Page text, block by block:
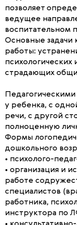
позволяет
ведущее
воспитательном
Основные задачи
работы:
страдающих
у ребенка, с
речи, с другой
полноценную
Формы
дошкольного
• психолого-
• организация и
работе
специалистов
работника,
инструктора по